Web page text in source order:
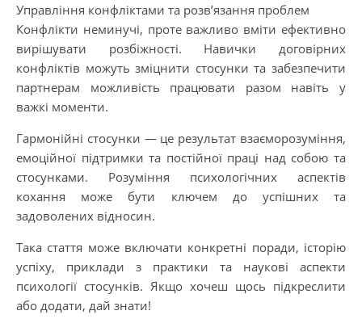
Управління конфліктами та розв’язання проблем
Конфлікти неминучі, проте важливо вміти ефективно
вирішувати розбіжності. Навички договірних
конфліктів можуть зміцнити стосунки та забезпечити
партнерам можливість працювати разом навіть у
важкі моменти.
Гармонійні стосунки — це результат взаєморозуміння,
емоційної підтримки та постійної праці над собою та
стосунками. Розуміння психологічних аспектів
кохання може бути ключем до успішних та
задоволених відносин.
Така стаття може включати конкретні поради, історію
успіху, приклади з практики та наукові аспекти
психології стосунків. Якщо хочеш щось підкреслити
або додати, дай знати!